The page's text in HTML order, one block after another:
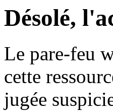
Désolé,
Le pare-feu
cette
jugée